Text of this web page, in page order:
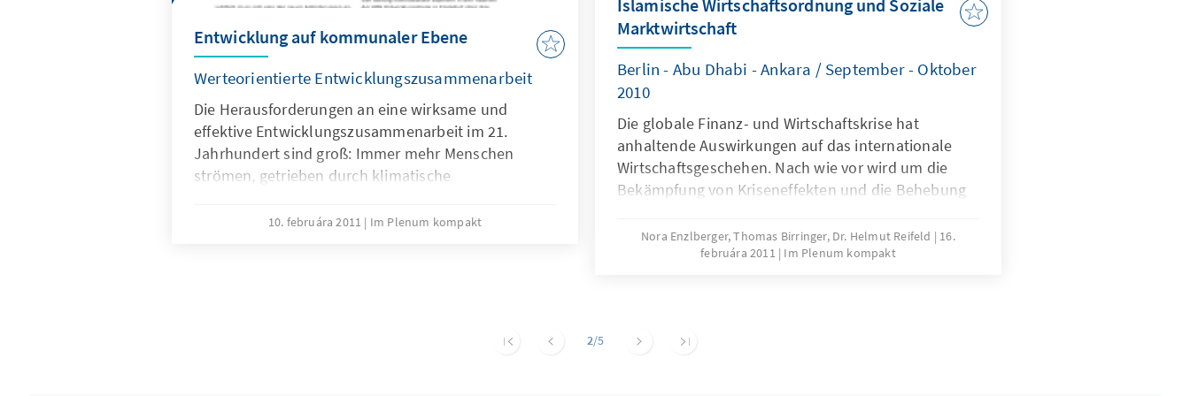
Islamische Wirtschaftsordnung und Soziale
Marktwirtschaft
Berlin - Abu Dhabi - Ankara / September - Oktober
2010
Die globale Finanz- und Wirtschaftskrise hat
anhaltende Auswirkungen auf das internationale
Wirtschaftsgeschehen. Nach wie vor wird um die
Bekämpfung von Kriseneffekten und die Behebung
werden in diesem Zusammenhang die bestehenden
Mechanismen der Finanzwirtschaft kritisiert und
Veranstaltungsreihe setzte sich die Konrad-
Nora Enzlberger, Thomas Birringer, Dr. Helmut Reifeld
16.
februára 2011
Im Plenum kompakt
Entwicklung auf kommunaler Ebene
Werteorientierte Entwicklungszusammenarbeit
Die Herausforderungen an eine wirksame und
effektive Entwicklungszusammenarbeit im 21.
Jahrhundert sind groß: Immer mehr Menschen
strömen, getrieben durch klimatische
Land in die Städte. Bereits zwei von drei Kindern, die
eine Entwicklungszusammenarbeit, die in urbanen
10. februára 2011 Im Plenum kompakt
2/5